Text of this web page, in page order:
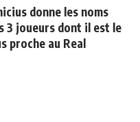
donne les noms
3 joueurs dont il est le
proche au Real